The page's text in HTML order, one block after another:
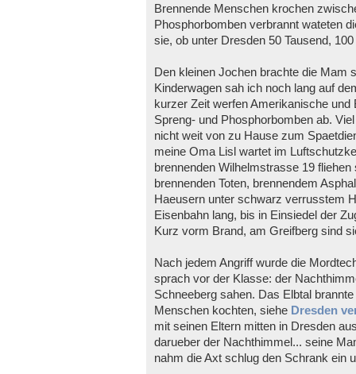
Brennende Menschen krochen
Phosphorbomben verbrannt wateten
sie, ob unter Dresden 50 Tausend,
Den kleinen Jochen brachte die Mam
Kinderwagen sah ich noch lang auf
kurzer Zeit werfen Amerikanische
Spreng- und Phosphorbomben ab.
nicht weit von zu Hause zum
meine Oma Lisl wartet im
brennenden Wilhelmstrasse 19
brennenden Toten, brennendem
Haeusern unter schwarz verrusstem
Eisenbahn lang, bis in Einsiedel der
Kurz vorm Brand, am Greifberg sind
Nach jedem Angriff wurde die
sprach vor der Klasse: der
Schneeberg sahen. Das Elbtal
Menschen kochten, siehe Dresden
mit seinen Eltern mitten in Dresden
darueber der Nachthimmel... seine
nahm die Axt schlug den Schrank ein